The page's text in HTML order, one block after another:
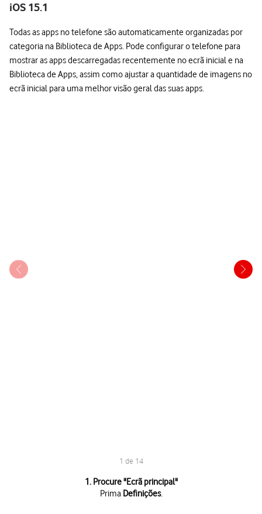
iOS 15.1
Todas as apps no telefone são automaticamente organizadas por
categoria na Biblioteca de Apps. Pode configurar o telefone para
mostrar as apps descarregadas recentemente no ecrã inicial e na
Biblioteca de Apps, assim como ajustar a quantidade de imagens no
ecrã inicial para uma melhor visão geral das suas apps.
1 de 14
1. Procure "Ecrã principal"
Prima Definições.